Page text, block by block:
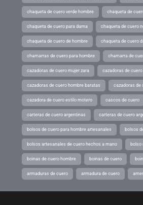
chaqueta de cuero verde hombre chaqueta de
chaqueta de cuero para dama chaqueta de cuero
chaqueta de cuero de hombre chaqueta de cuero
chamarras de cuero para hombre chamarra de
cazadoras de cuero mujer zara cazadoras de
cazadoras de cuero hombre baratas cazadoras de
cazadora de cuero estilo motero cascos de cuero
carteras de cuero argentinas carteras de cuero
bolsos de cuero para hombre artesanales bolsos
bolsos artesanales de cuero hechos a mano bolso
boinas de cuero hombre boinas de cuero
armaduras de cuero armadura de cuero